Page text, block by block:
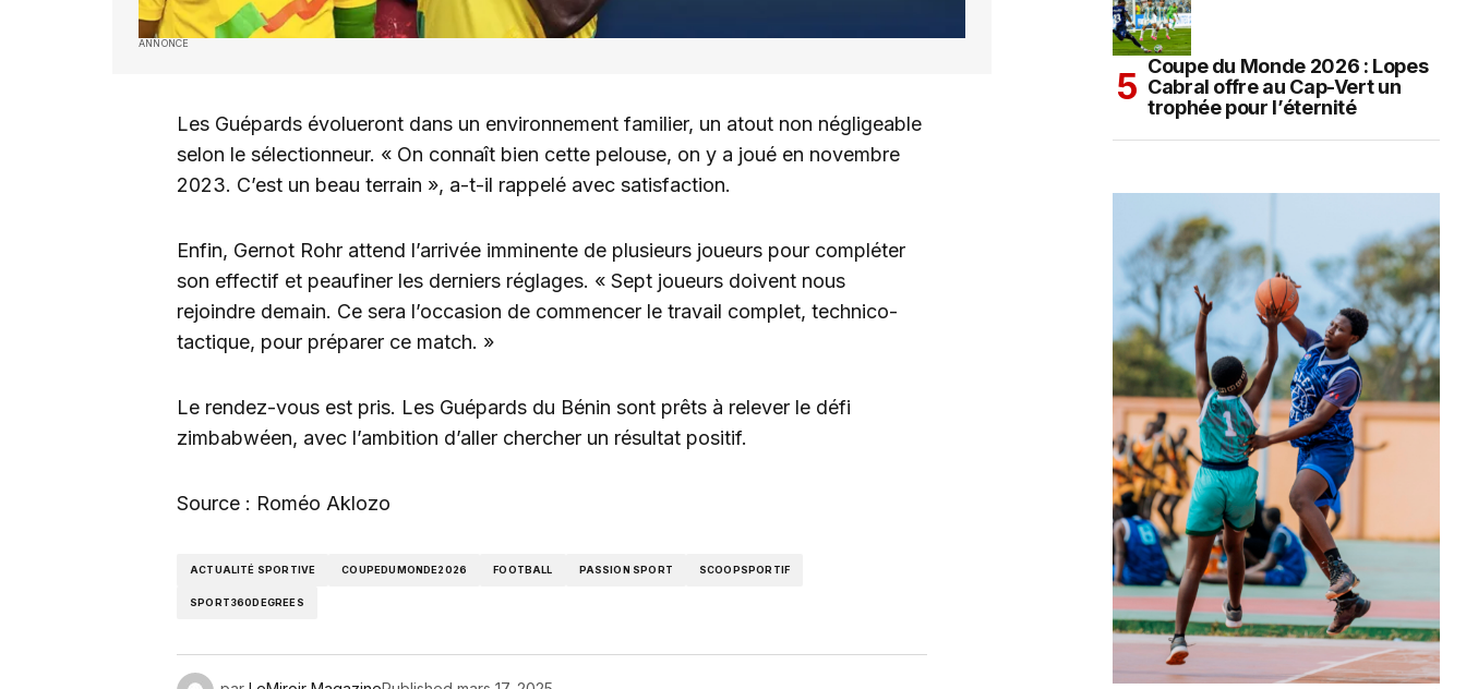
ANNONCE
Les Guépards évolueront dans un environnement familier, un atout non négligeable
selon le sélectionneur. « On connaît bien cette pelouse, on y a joué en novembre
2023. C’est un beau terrain », a-t-il rappelé avec satisfaction.
Enfin, Gernot Rohr attend l’arrivée imminente de plusieurs joueurs pour compléter
son effectif et peaufiner les derniers réglages. « Sept joueurs doivent nous
rejoindre demain. Ce sera l’occasion de commencer le travail complet, technico-
tactique, pour préparer ce match. »
Le rendez-vous est pris. Les Guépards du Bénin sont prêts à relever le défi
zimbabwéen, avec l’ambition d’aller chercher un résultat positif.
Source : Roméo Aklozo
ACTUALITÉ SPORTIVE COUPEDUMONDE2026 FOOTBALL PASSION SPORT SCOOPSPORTIF
SPORT360DEGREES
Coupe du Monde 2026 : Lopes
Cabral offre au Cap-Vert un
trophée pour l’éternité